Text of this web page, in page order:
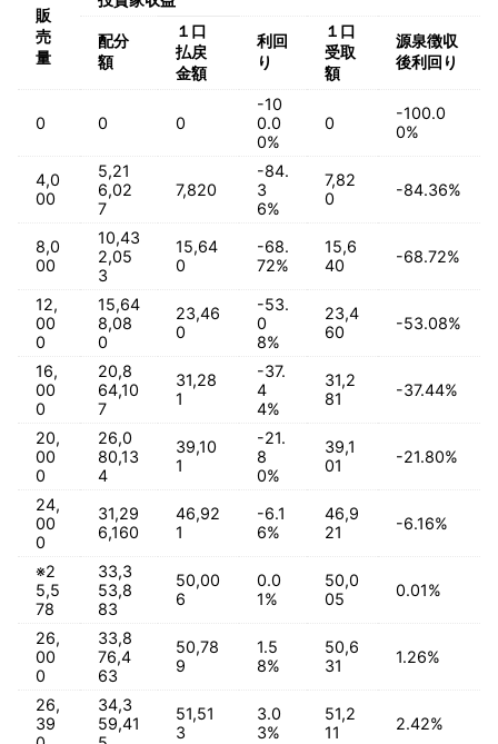
販
売
量
配分
額
１口
払戻
金額
利回
り
１口
受取
額
源泉徴収
後利回り
0 0 0
-10
0.0
0%
0
-100.0
0%
4,0
00
5,21
6,02
7
7,820
-84.
3
6%
7,82
0
-84.36%
8,0
00
10,43
2,05
3
15,64
0
-68.
72%
15,6
40
-68.72%
12,
00
0
15,64
8,08
0
23,46
0
-53.
0
8%
23,4
60
-53.08%
16,
00
0
20,8
64,10
7
31,28
1
-37.
4
4%
31,2
81
-37.44%
20,
00
0
26,0
80,13
4
39,10
1
-21.
8
0%
39,1
01
-21.80%
24,
00
0
31,29
6,160
46,92
1
-6.1
6%
46,9
21
-6.16%
※2
5,5
78
33,3
53,8
83
50,00
6
0.0
1%
50,0
05
0.01%
26,
00
0
33,8
76,4
63
50,78
9
1.5
8%
50,6
31
1.26%
26,
39
34,3
59,41
51,51
3
3.0
3%
51,2
11
2.42%